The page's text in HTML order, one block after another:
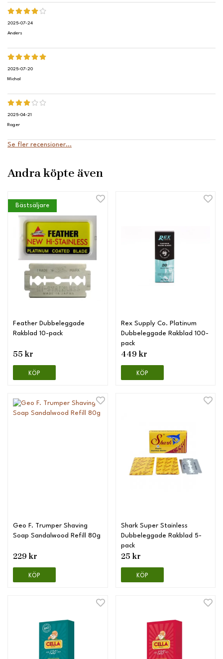
2025-07-24
Anders
2025-07-20
Michal
2025-04-21
Roger
Se fler recensioner...
Andra köpte även
Bästsäljare
Feather Dubbeleggade
Rakblad 10-pack
55 kr
KÖP
Rex Supply Co. Platinum
Dubbeleggade Rakblad 100-
pack
449 kr
KÖP
Geo F. Trumper Shaving
Soap Sandalwood Refill 80g
229 kr
KÖP
Shark Super Stainless
Dubbeleggade Rakblad 5-
pack
25 kr
KÖP